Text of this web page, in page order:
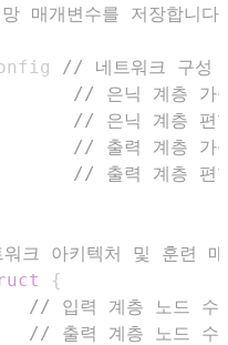
매개변수를 저장합니다
// 네트워크 구성
// 은닉 계층 가
// 은닉 계층 편
// 출력 계층 가
// 출력 계층 편
아키텍처 및 훈련 매
{
// 입력 계층 노드
// 출력 계층 노드